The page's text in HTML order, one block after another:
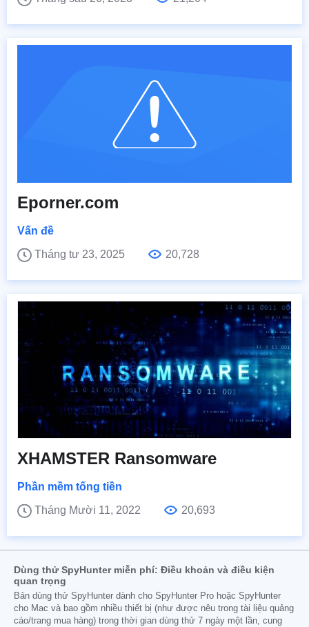
Eporner.com
Vấn đề
Tháng tư 23, 2025
20,728
XHAMSTER Ransomware
Phần mềm tống tiền
Tháng Mười 11, 2022
20,693
Dùng thử SpyHunter miễn phí: Điều khoản và điều kiện
quan trọng
Bản dùng thử SpyHunter dành cho SpyHunter Pro hoặc SpyHunter
cho Mac và bao gồm nhiều thiết bị (như được nêu trong tài liệu quảng
cáo/trang mua hàng) trong thời gian dùng thử 7 ngày một lần, cung